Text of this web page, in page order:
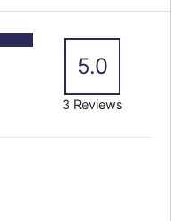
5.0
3 Reviews